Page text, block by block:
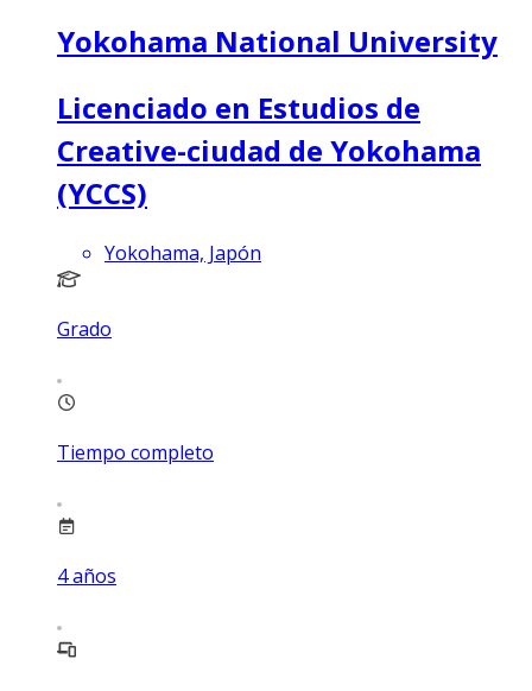
Yokohama National University
Licenciado en Estudios de
Creative-ciudad de Yokohama
(YCCS)
Yokohama, Japón
Grado
Tiempo completo
4años